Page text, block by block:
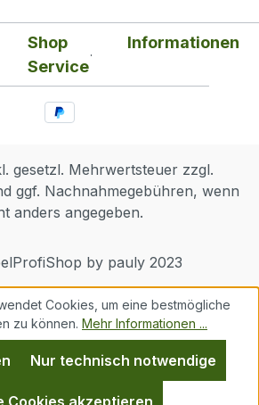
Shop
Service
Informationen
gesetzl. Mehrwertsteuer zzgl.
ggf. Nachnahmegebühren, wenn
anders angegeben.
by pauly 2023
Cookies, um eine bestmögliche
zu können. Mehr Informationen ...
Nur technisch notwendige
Cookies akzeptieren